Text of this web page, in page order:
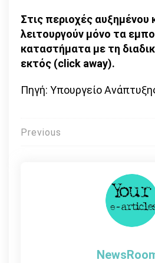
Στις περιοχές αυξημένου
λειτουργούν μόνο τα
καταστήματα με τη
εκτός (click away).
Πηγή: Υπουργείο
Πλοήγηση
Previous